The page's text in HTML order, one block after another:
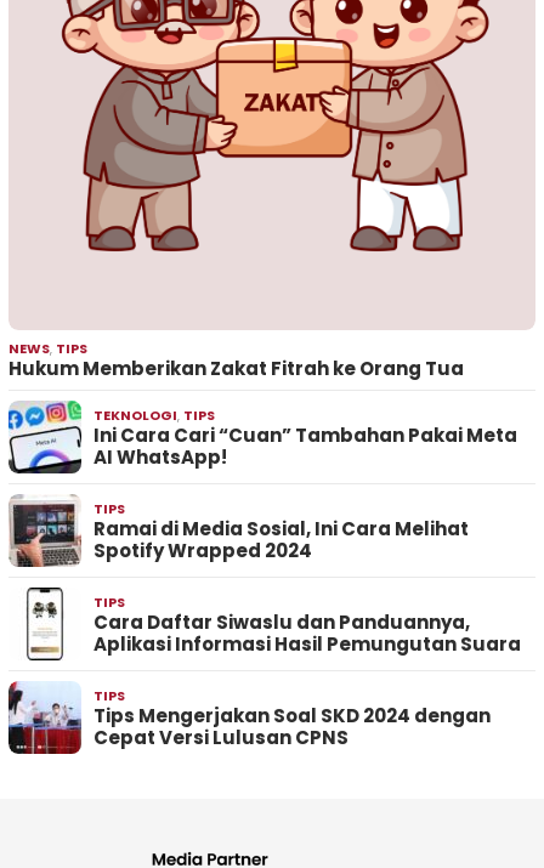
NEWS, TIPS
Hukum Memberikan Zakat Fitrah ke Orang Tua
TEKNOLOGI, TIPS
Ini Cara Cari “Cuan” Tambahan Pakai Meta
AI WhatsApp!
TIPS
Ramai di Media Sosial, Ini Cara Melihat
Spotify Wrapped 2024
TIPS
Cara Daftar Siwaslu dan Panduannya,
Aplikasi Informasi Hasil Pemungutan Suara
TIPS
Tips Mengerjakan Soal SKD 2024 dengan
Cepat Versi Lulusan CPNS